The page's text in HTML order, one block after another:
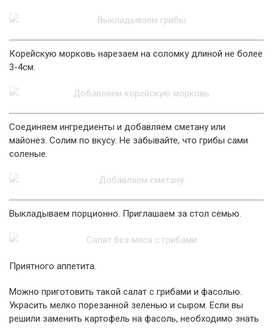
Корейскую морковь нарезаем на соломку длиной не более
3-4см.
Соединяем ингредиенты и добавляем сметану или
майонез. Солим по вкусу. Не забывайте, что грибы сами
соленые.
Выкладываем порционно. Приглашаем за стол семью.
Приятного аппетита.
Можно приготовить такой салат с грибами и фасолью.
Украсить мелко порезанной зеленью и сыром. Если вы
решили заменить картофель на фасоль, необходимо знать